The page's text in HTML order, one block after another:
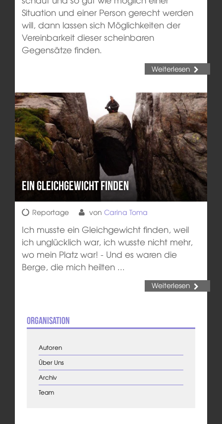
Situation und einer Person gerecht werden
will, dann lassen sich Möglichkeiten der
Vereinbarkeit dieser scheinbaren
Gegensätze finden.
Weiterlesen
Ein Gleichgewicht finden
Reportage von Carina Toma
Ich musste ein Gleichgewicht finden, weil
ich unglücklich war, ich wusste nicht mehr,
wo mein Platz war! - Und es waren die
Berge, die mich heilten ...
Weiterlesen
Organisation
Autoren
Über Uns
Archiv
Team